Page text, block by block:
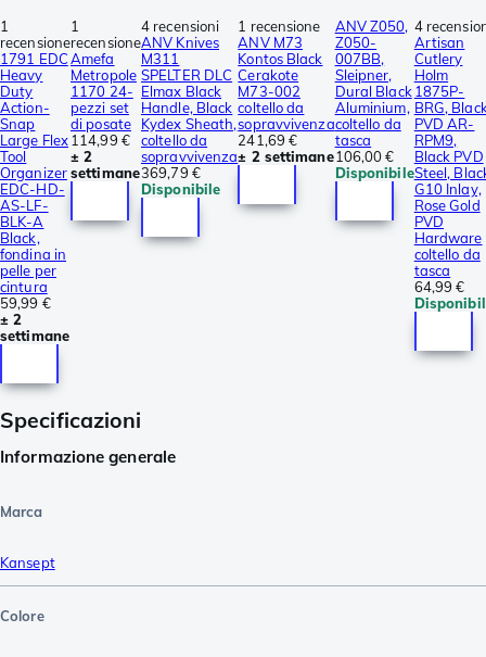
1
recensione
1791 EDC
Heavy
Duty
Action-
Snap
Large Flex
Tool
Organizer
EDC-HD-
AS-LF-
BLK-A
Black,
fondina in
pelle per
cintura
59,99 €
± 2
settimane
1
recensione
Amefa
Metropole
1170 24-
pezzi set
di posate
114,99 €
± 2
settimane
4 recensioni
ANV Knives
M311
SPELTER DLC
Elmax Black
Handle, Black
Kydex Sheath,
coltello da
sopravvivenza
369,79 €
Disponibile
1 recensione
ANV M73
Kontos Black
Cerakote
M73-002
coltello da
sopravvivenza
241,69 €
± 2 settimane
ANV Z050,
Z050-
007BB,
Sleipner,
Dural Black
Aluminium,
coltello da
tasca
106,00 €
Disponibile
4
Artisan
Cutlery
Holm
1875P-
BRG,
PVD AR-
RPM9,
Black PVD
Steel,
G10 Inlay,
Rose Gold
PVD
Hardware
coltello da
tasca
64,99 €
Specificazioni
Informazione generale
Marca
Kansept
Colore